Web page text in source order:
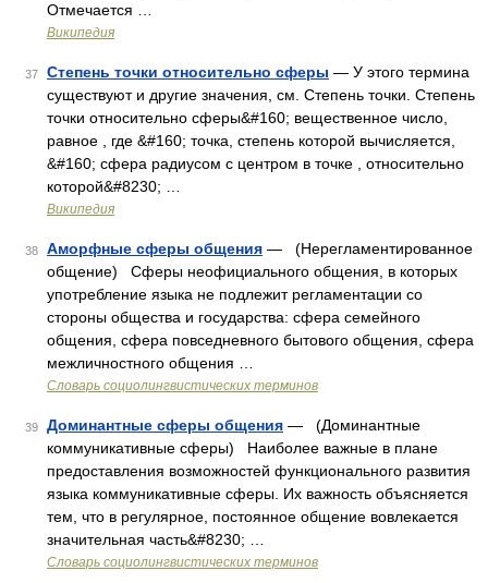
Отмечается …
Википедия
37 Степень точки относительно сферы — У этого термина
существуют и другие значения, см. Степень точки. Степень
точки относительно сферы&#160; вещественное число,
равное , где &#160; точка, степень которой вычисляется,
&#160; сфера радиусом с центром в точке , относительно
которой&#8230; …
Википедия
38 Аморфные сферы общения — (Нерегламентированное
общение) Сферы неофициального общения, в которых
употребление языка не подлежит регламентации со
стороны общества и государства: сфера семейного
общения, сфера повседневного бытового общения, сфера
межличностного общения …
Словарь социолингвистических терминов
39 Доминантные сферы общения — (Доминантные
коммуникативные сферы) Наиболее важные в плане
предоставления возможностей функционального развития
языка коммуникативные сферы. Их важность объясняется
тем, что в регулярное, постоянное общение вовлекается
значительная часть&#8230; …
Словарь социолингвистических терминов